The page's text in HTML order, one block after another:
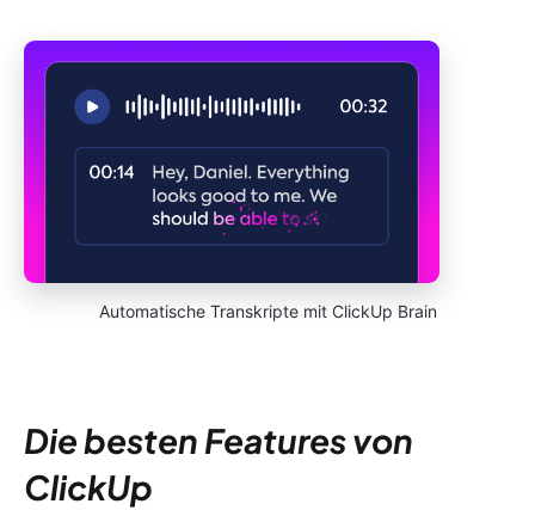
Automatische Transkripte mit ClickUp Brain
Die besten Features von
ClickUp